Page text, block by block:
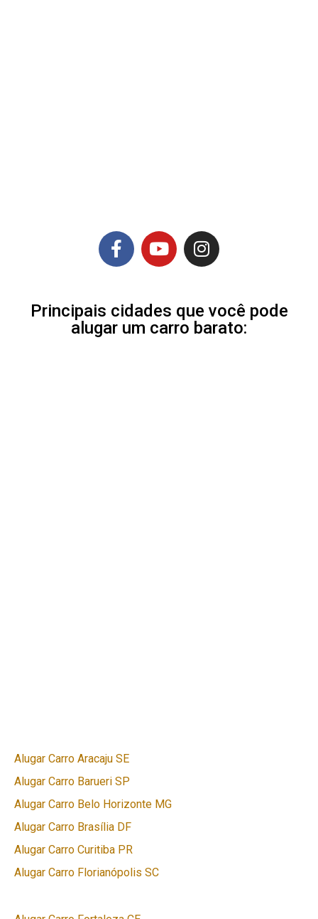
Principais cidades que você pode
alugar um carro barato:
Alugar Carro Aracaju SE
Alugar Carro Barueri SP
Alugar Carro Belo Horizonte MG
Alugar Carro Brasília DF
Alugar Carro Curitiba PR
Alugar Carro Florianópolis SC